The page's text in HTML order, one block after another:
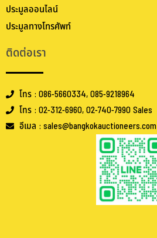
ประมูลออนไลน์
ประมูลทางโทรศัพท์
ติดต่อเรา
โทร : 086-5660334, 085-9218964
โทร : 02-312-6960, 02-740-7990 Sales
อีเมล : sales@bangkokauctioneers.com